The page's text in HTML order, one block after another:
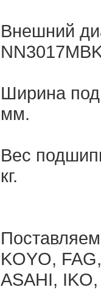
Внешний
Ширина
мм.
Вес
кг.
KOYO,
ASAHI,